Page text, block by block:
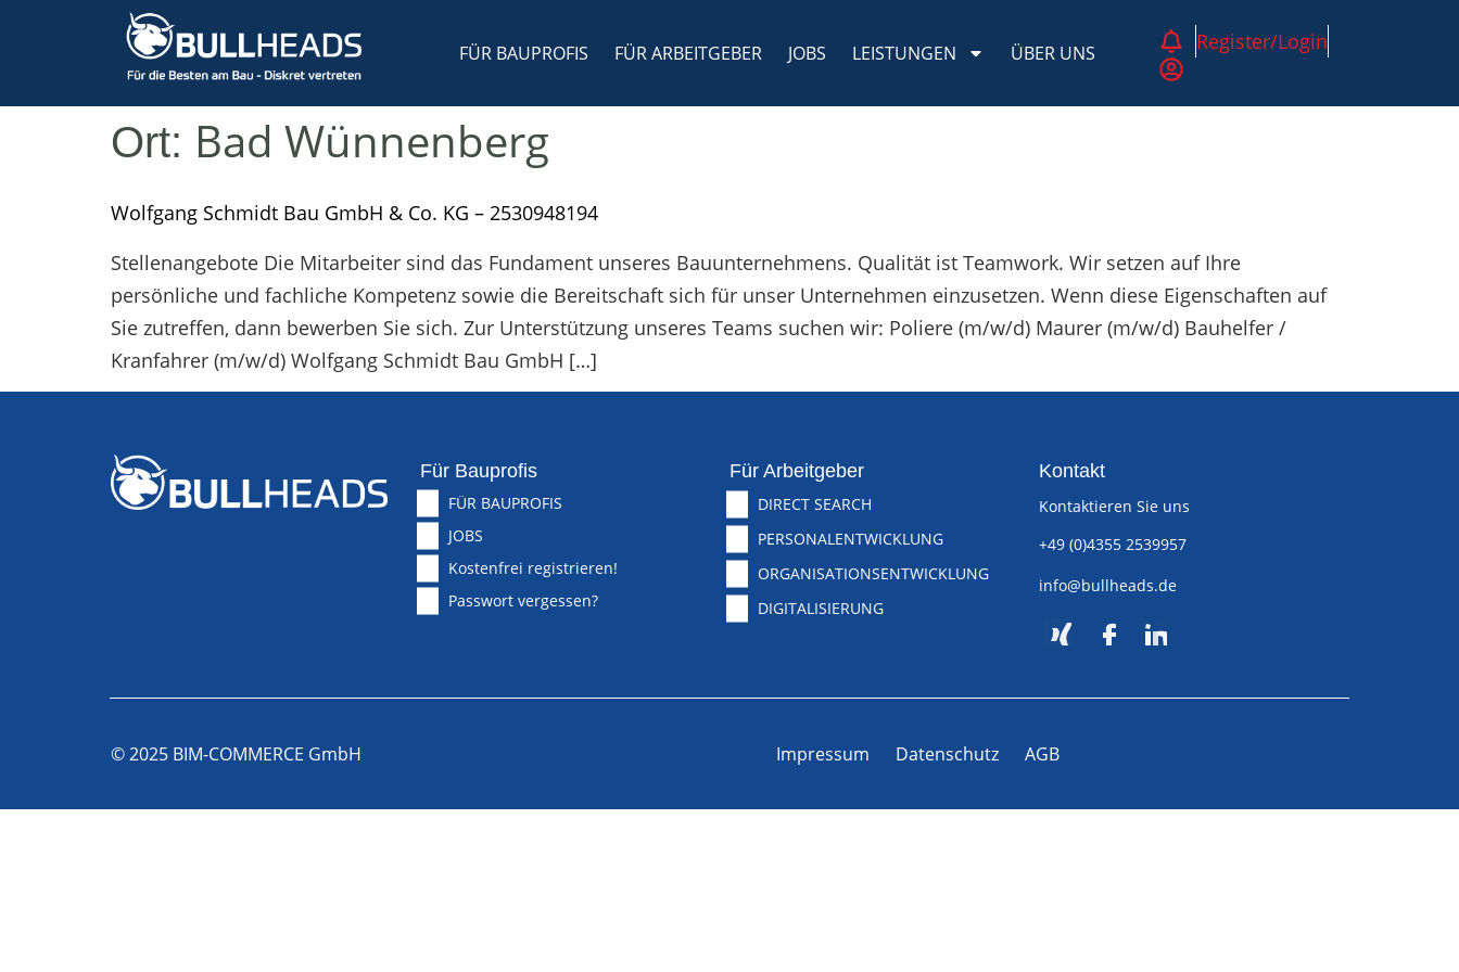
FÜR BAUPROFIS FÜR ARBEITGEBER JOBS LEISTUNGEN ÜBER UNS Register/Login
Ort: Bad Wünnenberg
Wolfgang Schmidt Bau GmbH & Co. KG – 2530948194
Stellenangebote Die Mitarbeiter sind das Fundament unseres Bauunternehmens. Qualität ist Teamwork. Wir setzen auf Ihre
persönliche und fachliche Kompetenz sowie die Bereitschaft sich für unser Unternehmen einzusetzen. Wenn diese Eigenschaften auf
Sie zutreffen, dann bewerben Sie sich. Zur Unterstützung unseres Teams suchen wir: Poliere (m/w/d) Maurer (m/w/d) Bauhelfer /
Kranfahrer (m/w/d) Wolfgang Schmidt Bau GmbH […]
Für Bauprofis
FÜR BAUPROFIS
JOBS
Kostenfrei registrieren!
Passwort vergessen?
Für Arbeitgeber
DIRECT SEARCH
PERSONALENTWICKLUNG
ORGANISATIONSENTWICKLUNG
DIGITALISIERUNG
Kontakt
Kontaktieren Sie uns
+49 (0)4355 2539957
info@bullheads.de
© 2025 BIM-COMMERCE GmbH Impressum Datenschutz AGB